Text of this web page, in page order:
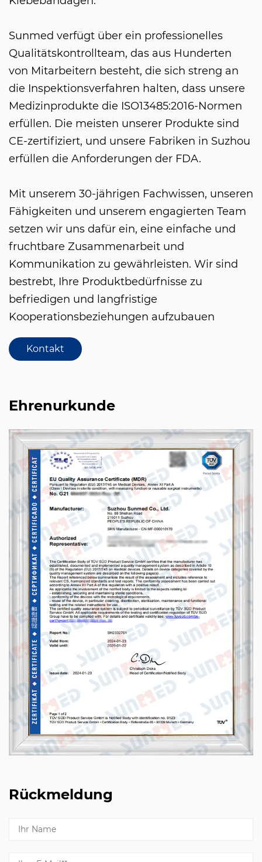
Sunmed verfügt über ein professionelles
Qualitätskontrollteam, das aus Hunderten
von Mitarbeitern besteht, die sich streng an
die Inspektionsverfahren halten, dass unsere
Medizinprodukte die ISO13485:2016-Normen
erfüllen. Die meisten unserer Produkte sind
CE-zertifiziert, und unsere Fabriken in Suzhou
erfüllen die Anforderungen der FDA.
Mit unserem 30-jährigen Fachwissen, unseren
Fähigkeiten und unserem engagierten Team
setzen wir uns dafür ein, eine einfache und
fruchtbare Zusammenarbeit und
Kommunikation zu gewährleisten. Wir sind
bestrebt, Ihre Produktbedürfnisse zu
befriedigen und langfristige
Kooperationsbeziehungen aufzubauen
Kontakt
Ehrenurkunde
Rückmeldung